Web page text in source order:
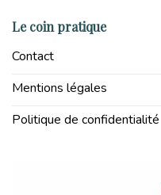
Le coin pratique
Contact
Mentions légales
Politique de confidentialité